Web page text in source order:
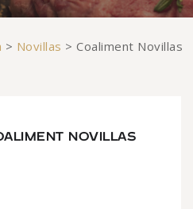
> Novillas >Coaliment Novillas
NOVILLAS